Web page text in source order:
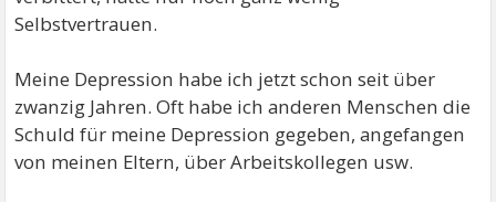
zu zerstören. Deshalb vergleiche dich nie mit anderen
Menschen, schon gar nicht gegen Menschen ohne
Depression, denen es scheinbar besser geht. Denn
jeder Mensch hat eine gewisse Last in seinem Leben
Selbstvertrauen.
Meine Depression habe ich jetzt schon seit über
zwanzig Jahren. Oft habe ich anderen Menschen die
Schuld für meine Depression gegeben, angefangen
von meinen Eltern, über Arbeitskollegen usw.